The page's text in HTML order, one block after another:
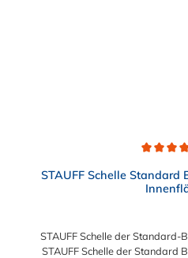
STAUFF Schelle Standard
STAUFF Schelle der Standard-
STAUFF Schelle der Standard